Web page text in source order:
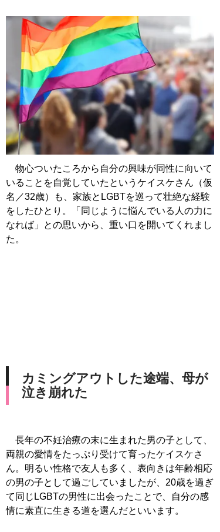
物心ついたころから自分の興味が同性に向いて
いることを自覚していたというケイスケさん（仮
名／32歳）も、家族とLGBTを巡って壮絶な経験
をしたひとり。「同じように悩んでいる人の力に
なれば」との思いから、重い口を開いてくれまし
た。
カミングアウトした途端、母が
泣き崩れた
長年の不妊治療の末に生まれた男の子として、
両親の愛情をたっぷり受けて育ったケイスケさ
ん。明るい性格で友人も多く、表向きは年齢相応
の男の子として過ごしていましたが、20歳を過ぎ
て同じLGBTの男性に出会ったことで、自分の感
情に素直に生きる道を選んだといいます。